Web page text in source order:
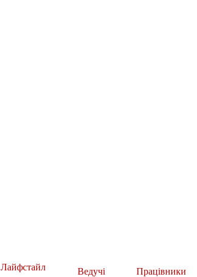
Лайфстайл Ведучі Працівники